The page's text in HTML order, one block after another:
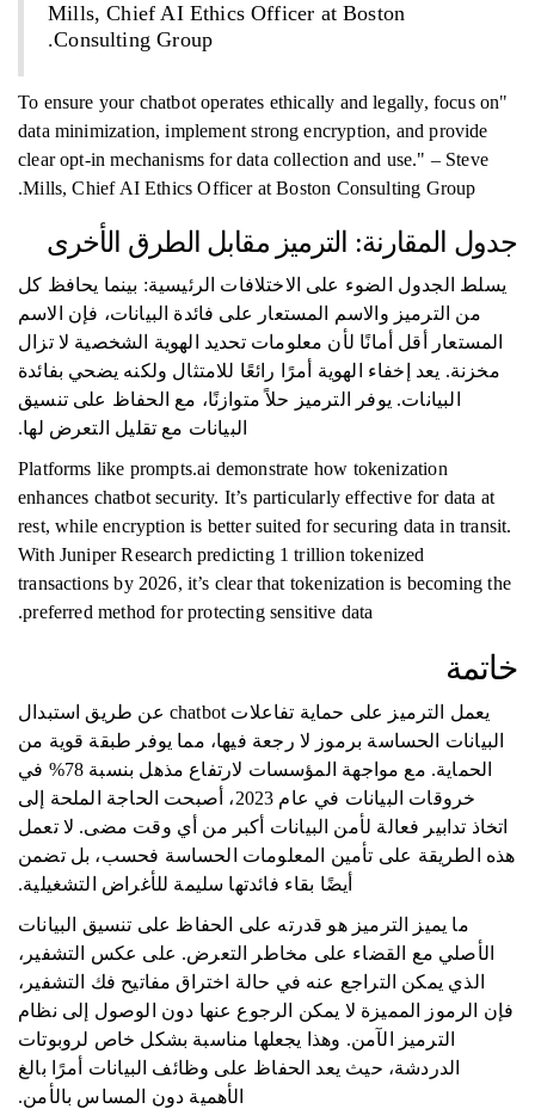
Mills, Chief AI Ethics Officer at Boston
Consulting Group.
"To ensure your chatbot operates ethically and legally, focus on
data minimization, implement strong encryption, and provide
clear opt-in mechanisms for data collection and use." – Steve
Mills, Chief AI Ethics Officer at Boston Consulting Group.
جدول المقارنة: الترميز مقابل الطرق الأخرى
يسلط الجدول الضوء على الاختلافات الرئيسية: بينما يحافظ كل
من الترميز والاسم المستعار على فائدة البيانات، فإن الاسم
المستعار أقل أمانًا لأن معلومات تحديد الهوية الشخصية لا تزال
مخزنة. يعد إخفاء الهوية أمرًا رائعًا للامتثال ولكنه يضحي بفائدة
البيانات. يوفر الترميز حلاً متوازنًا، مع الحفاظ على تنسيق
البيانات مع تقليل التعرض لها.
Platforms like prompts.ai demonstrate how tokenization
enhances chatbot security. It’s particularly effective for data at
rest, while encryption is better suited for securing data in transit.
With Juniper Research predicting 1 trillion tokenized
transactions by 2026, it’s clear that tokenization is becoming the
preferred method for protecting sensitive data.
خاتمة
يعمل الترميز على حماية تفاعلات chatbot عن طريق استبدال
البيانات الحساسة برموز لا رجعة فيها، مما يوفر طبقة قوية من
الحماية. مع مواجهة المؤسسات لارتفاع مذهل بنسبة 78% في
خروقات البيانات في عام 2023، أصبحت الحاجة الملحة إلى
اتخاذ تدابير فعالة لأمن البيانات أكبر من أي وقت مضى. لا تعمل
هذه الطريقة على تأمين المعلومات الحساسة فحسب، بل تضمن
أيضًا بقاء فائدتها سليمة للأغراض التشغيلية.
ما يميز الترميز هو قدرته على الحفاظ على تنسيق البيانات
الأصلي مع القضاء على مخاطر التعرض. على عكس التشفير،
الذي يمكن التراجع عنه في حالة اختراق مفاتيح فك التشفير،
فإن الرموز المميزة لا يمكن الرجوع عنها دون الوصول إلى نظام
الترميز الآمن. وهذا يجعلها مناسبة بشكل خاص لروبوتات
الدردشة، حيث يعد الحفاظ على وظائف البيانات أمرًا بالغ
الأهمية دون المساس بالأمن.